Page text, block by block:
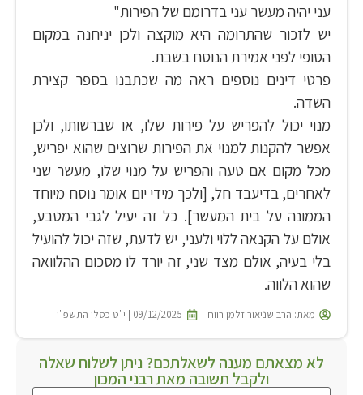
עני יהיה מעשר עני בדרומם של הפירות"
יש לזכור שהתרומה היא מוקצה ולכן יניחנה במקום
הסופי לפני אמירת הנוסח בשבת.
פרטי דינים נוספים ראה מה שכתבנו בספר קצירת
השדה.
מנוי יכול להפריש על פירות שלו, או שברשותו, ולכן
אפשר להקנות למנוי את הפירות שרוצים שהוא יפריש,
מכל מקום אם טעה והפריש על מנוי שלו, מעשר שני
לאחרים, בדיעבד חל, [ולכך מידי יום אומר נוסח מיוחד
הממונה על בית המעשר]. כל זה יעיל לגבי המטבע,
אולם על הקנאה ללוי ולעני, יש לדעת, שזה יכול להועיל
בלי בעיה, אולם מצד שני, זה יורד לו מסכום ההלוואה
שהוא הלווה.
מאת: הרב שניאור זלמן רווח 09/12/2025 | י"ט כסלו התשפ"ו
לא מצאתם מענה לשאלתכם? ניתן לשלוח שאלה
ולקבל תשובה מאת רבני המכון